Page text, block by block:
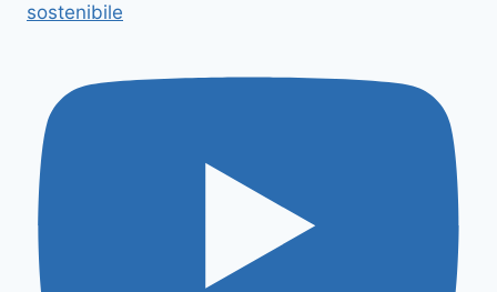
sostenibile